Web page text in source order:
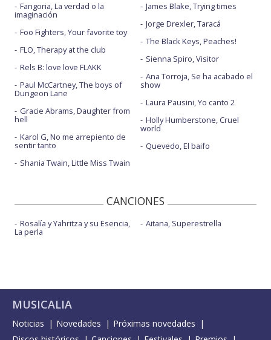
Fangoria, La verdad o la
imaginación
Foo Fighters, Your favorite toy
FLO, Therapy at the club
Rels B: love love FLAKK
Paul McCartney, The boys of
Dungeon Lane
Gracie Abrams, Daughter from
hell
Karol G, No me arrepiento de
sentir tanto
Shania Twain, Little Miss Twain
James Blake, Trying times
Jorge Drexler, Taracá
The Black Keys, Peaches!
Sienna Spiro, Visitor
Ana Torroja, Se ha acabado el
show
Laura Pausini, Yo canto 2
Holly Humberstone, Cruel
world
Quevedo, El baifo
CANCIONES
Rosalía y Yahritza y su Esencia,
La perla
Aitana, Superestrella
MUSICALIA
Noticias Novedades
Próximas novedades